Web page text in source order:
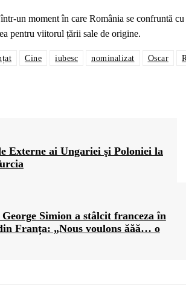
un moment în care România se confruntă
pentru viitorul țării sale de origine.
Cine iubesc nominalizat Oscar
Externe ai Ungariei şi Poloniei la
Simion a stâlcit franceza în
Franța: „Nous voulons ăăă… o